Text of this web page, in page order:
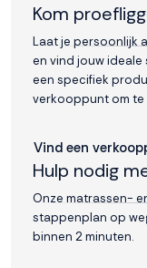
Kom
Laat je persoonlijk
en vind jouw ideale
een specifiek
verkooppunt om
Vind een
Hulp nodig
Onze matrassen-
stappenplan op
binnen 2 minuten.